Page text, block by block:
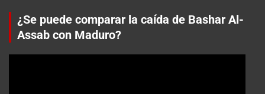
¿Se puede comparar la caída de Bashar Al-
Assab con Maduro?